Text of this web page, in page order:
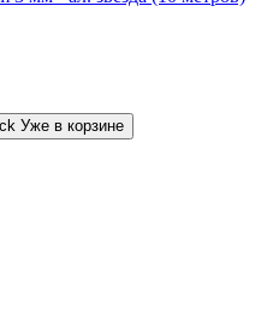
Уже в корзине